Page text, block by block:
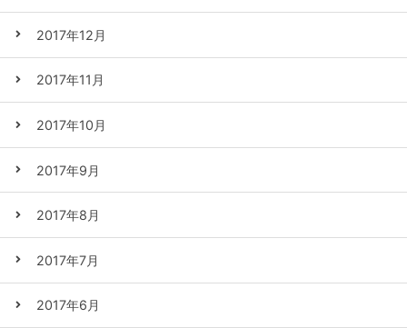
2017年12月
2017年11月
2017年10月
2017年9月
2017年8月
2017年7月
2017年6月